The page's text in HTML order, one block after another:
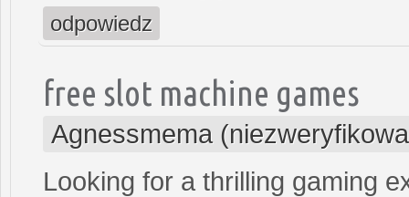
odpowiedz
free slot machine games
Agnessmema
Looking for a thrilling gaming